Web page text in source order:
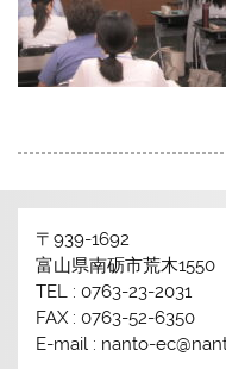
〒939-1692
富山県南砺市荒木1550
TEL : 0763-23-2031
FAX : 0763-52-6350
E-mail : nanto-